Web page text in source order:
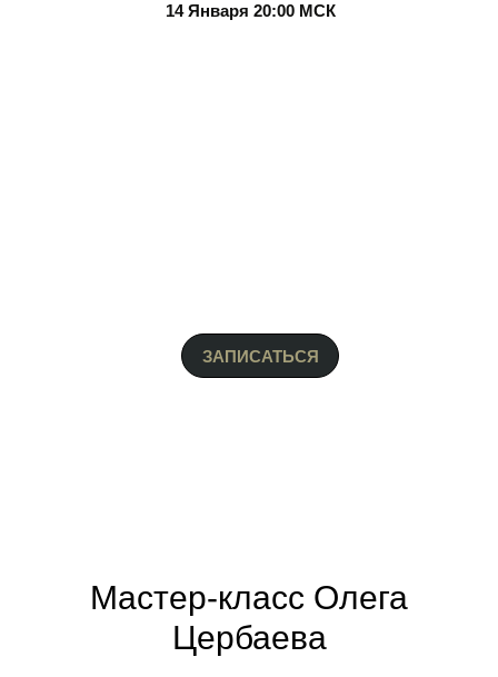
ЗАПИСАТЬСЯ
14 Января 20:00 МСК
Мастер-класс Олега
Цербаева